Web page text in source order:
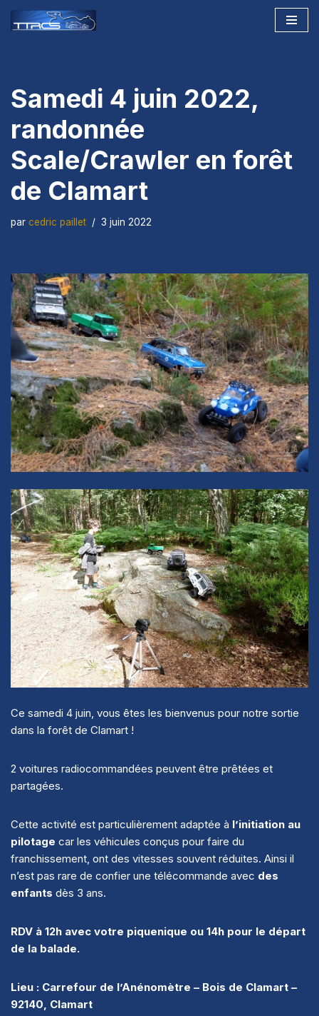
Samedi 4 juin 2022,
randonnée
Scale/Crawler en forêt
de Clamart
par cedric paillet 3 juin 2022
Ce samedi 4 juin, vous êtes les bienvenus pour notre sortie
dans la forêt de Clamart !
2 voitures radiocommandées peuvent être prêtées et
partagées.
Cette activité est particulièrement adaptée à l’initiation au
pilotage car les véhicules conçus pour faire du
franchissement, ont des vitesses souvent réduites. Ainsi il
n’est pas rare de confier une télécommande avec des
enfants dès 3 ans.
RDV à 12h avec votre piquenique ou 14h pour le départ
de la balade.
Lieu : Carrefour de l’Anénomètre – Bois de Clamart –
92140, Clamart